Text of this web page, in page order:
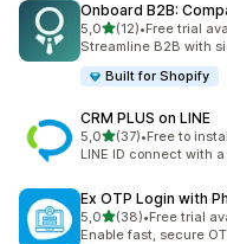
Onboard B2B:
5,0av 5 stjerner
(12)
Totalt 12 omtaler
•Free trial
Streamline B2B with
Built for Shopify
CRM PLUS on LINE
5,0av 5 stjerner
(37)
Totalt 37 omtaler
•Free to
LINE ID connect with
Ex OTP Login with
5,0av 5 stjerner
(38)
Totalt 38 omtaler
•Free trial
Enable fast, secure